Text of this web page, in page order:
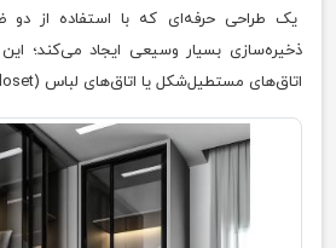
یک طراحی حرفه‌ای که با استفاده از دو
ذخیره‌سازی بسیار وسیعی ایجاد می‌کند؛
اتاق‌های مستطیل‌شکل یا اتاق‌های لباس (Walk-in Closet) است.